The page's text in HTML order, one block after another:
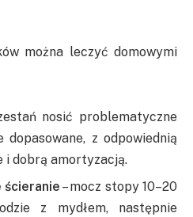
można leczyć domowymi
nosić problematyczne
z odpowiednią
i dobrą amortyzacją.
ścieranie – mocz stopy 10–20
z mydłem, następnie